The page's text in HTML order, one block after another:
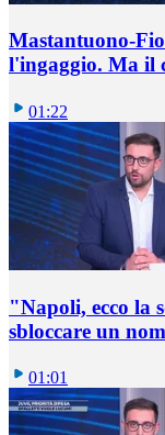
Mastantuono-
l'ingaggio. Ma il
01:22
"Napoli, ecco la
sbloccare un
01:01